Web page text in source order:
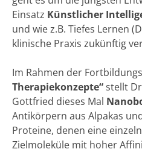
Einsatz Künstlicher
und wie z.B. Tiefes Lernen
klinische Praxis zukünftig
Im Rahmen der
Therapiekonzepte“stellt
Gottfried dieses Mal
Antikörpern aus Alpakas
Proteine, denen eine
Zielmoleküle mit hoher